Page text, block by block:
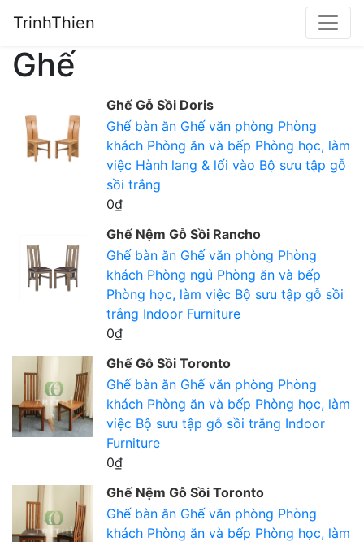
TrinhThien
Ghế
Ghế Gỗ Sồi Doris
Ghế bàn ăn Ghế văn phòng Phòng
khách Phòng ăn và bếp Phòng học, làm
việc Hành lang & lối vào Bộ sưu tập gỗ
sồi trắng
0₫
Ghế Nệm Gỗ Sồi Rancho
Ghế bàn ăn Ghế văn phòng Phòng
khách Phòng ngủ Phòng ăn và bếp
Phòng học, làm việc Bộ sưu tập gỗ sồi
trắng Indoor Furniture
0₫
Ghế Gỗ Sồi Toronto
Ghế bàn ăn Ghế văn phòng Phòng
khách Phòng ăn và bếp Phòng học, làm
việc Bộ sưu tập gỗ sồi trắng Indoor
Furniture
0₫
Ghế Nệm Gỗ Sồi Toronto
Ghế bàn ăn Ghế văn phòng Phòng
khách Phòng ăn và bếp Phòng học, làm